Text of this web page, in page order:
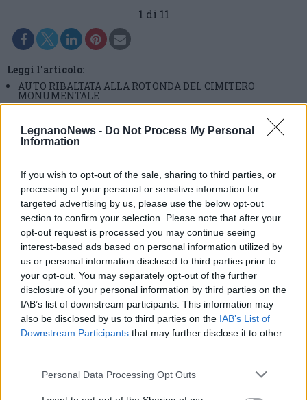
LegnanoNews - Do Not Process My Personal
Information
If you wish to opt-out of the sale, sharing to third parties, or
processing of your personal or sensitive information for
targeted advertising by us, please use the below opt-out
section to confirm your selection. Please note that after your
opt-out request is processed you may continue seeing
interest-based ads based on personal information utilized by
us or personal information disclosed to third parties prior to
your opt-out. You may separately opt-out of the further
disclosure of your personal information by third parties on the
IAB’s list of downstream participants. This information may
also be disclosed by us to third parties on the IAB’s List of
Downstream Participants that may further disclose it to other
Personal Data Processing Opt Outs
1 di 11
Leggi l'articolo:
AUTO RIBALTATA ALLA ROTONDA DEL CIMITERO
MONUMENTALE
articolo.